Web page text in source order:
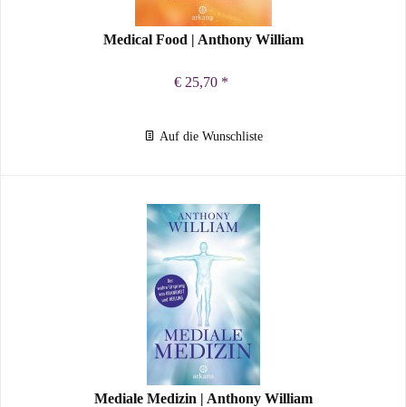
Medical Food | Anthony William
€ 25,70 *
Auf die Wunschliste
Mediale Medizin | Anthony William